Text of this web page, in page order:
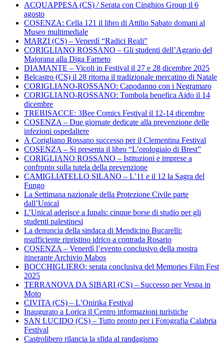
ACQUAPPESA (CS) / Serata con Cinghios Group il 6
agosto
COSENZA: Cella 121 il libro di Attilio Sabato domani al
Museo multimediale
MARZI (CS) – Venerdì “Radici Reali”
CORIGLIANO ROSSANO – Gli studenti dell’Agrario del
Majorana alla Diga Farneto
DIAMANTE – Vicoli in Festival il 27 e 28 dicembre 2025
Belcastro (CS) il 28 ritorna il tradizionale mercatino di Natale
CORIGLIANO-ROSSANO: Capodanno con i Negramaro
CORIGLIANO-ROSSANO: Tombola benefica Aido il 14
dicembre
TREBISACCE: 3Bee Comics Festival il 12-14 dicembre
COSENZA – Due giornate dedicate alla prevenzione delle
infezioni ospedaliere
A Corigliano Rossano successo per il Clementina Festival
COSENZA – Si presenta il libro “L’orologiaio di Brest”
CORIGLIANO ROSSANO – Istituzioni e imprese a
confronto sulla tutela della prevenzione
CAMIGLIATELLO SILANO – L’11 e il 12 la Sagra del
Fungo
La Settimana nazionale della Protezione Civile parte
dall’Unical
L’Unical aderisce a Iupals: cinque borse di studio per gli
studenti palestinesi
La denuncia della sindaca di Mendicino Bucarelli:
nsufficiente ripristino idrico a contrada Rosario
COSENZA – Venerdì l’evento conclusivo della mostra
itinerante Archivio Mabos
BOCCHIGLIERO: serata conclusiva del Memories Film Fest
2025
TERRANOVA DA SIBARI (CS) – Successo per Vespa in
Moto
CIVITA (CS) – L’Onirika Festival
Inaugurato a Lorica il Centro informazioni turistiche
SAN LUCIDO (CS) – Tutto pronto per i Fotografia Calabria
Festival
Castrolibero rilancia la sfida al randagismo